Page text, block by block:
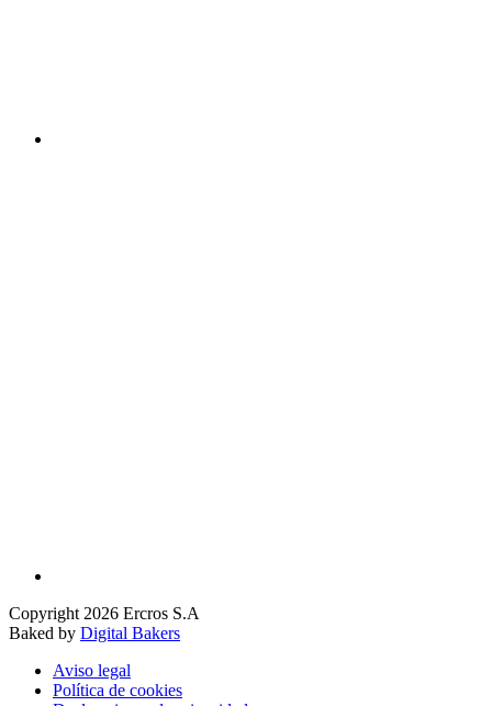
Copyright 2026 Ercros S.A
Baked by Digital Bakers
Aviso legal
Política de cookies